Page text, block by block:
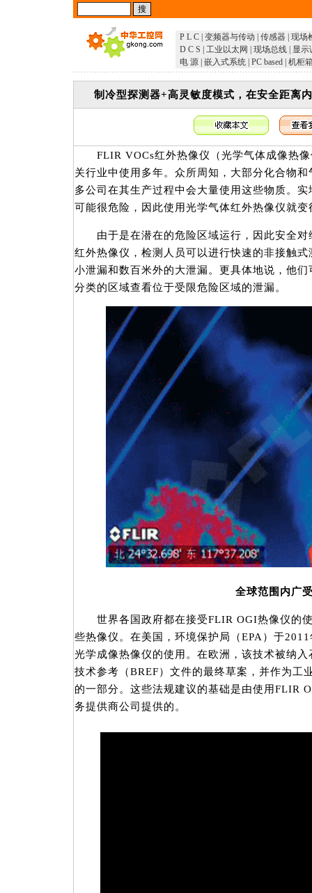
P L C 变频器与传动 传感器 现场
D C S
工业以太网 现场总线
显示
电 源 嵌入式系统 PC based 机柜
制冷型探测器+高灵敏度模式，在安全距离
FLIR VOCs红外热像仪（光学气体成像热像
关行业中使用多年。众所周知，大部分化合物
多公司在其生产过程中会大量使用这些物质。
可能很危险，因此使用光学气体红外热像仪就变
由于是在潜在的危险区域运行，因此安全对
红外热像仪，检测人员可以进行快速的非接触
小泄漏和数百米外的大泄漏。更具体地说，他
分类的区域查看位于受限危险区域的泄漏。
全球范围内广
世界各国政府都在接受FLIR OGI热像仪的使
些热像仪。在美国，环境保护局（EPA）于
光学成像热像仪的使用。在欧洲，该技术被纳
技术参考（BREF）文件的最终草案，并作为工
的一部分。这些法规建议的基础是由使用FLIR
务提供商公司提供的。